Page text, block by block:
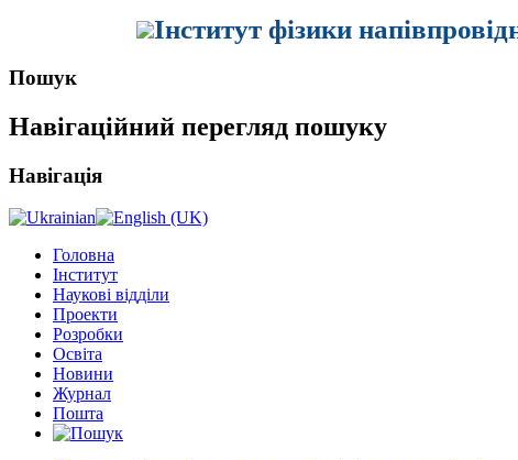
Інститут фізики
Пошук
Навігаційний перегляд пошуку
Навігація
Головна
Інститут
Наукові відділи
Проекти
Розробки
Освіта
Новини
Журнал
Пошта